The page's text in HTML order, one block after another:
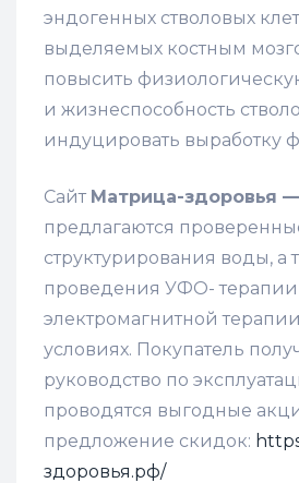
эндогенных стволовых
выделяемых костным
повысить
и жизнеспособность
индуцировать выработку
Сайт Матрица-здоровья —
предлагаются
структурирования воды, а
проведения УФО-
электромагнитной
условиях. Покупатель
руководство по
проводятся выгодные
предложение скидок:
здоровья.рф/